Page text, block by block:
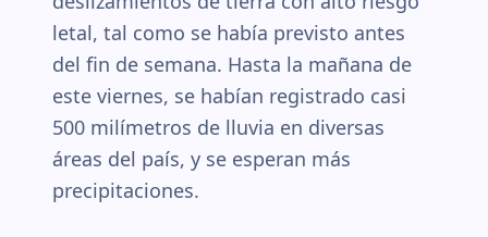
letal, tal como se había previsto antes
del fin de semana. Hasta la mañana de
este viernes, se habían registrado casi
500 milímetros de lluvia en diversas
áreas del país, y se esperan más
precipitaciones.